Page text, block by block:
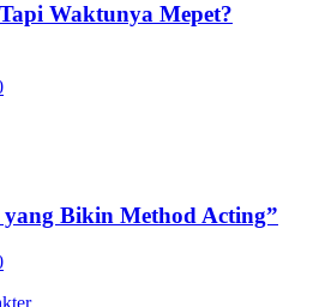
Waktunya Mepet?
yang Bikin Method Acting”